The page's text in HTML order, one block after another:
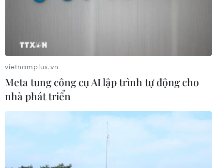
vietnamplus.vn
Meta tung công cụ AI lập trình tự động cho
nhà phát triển